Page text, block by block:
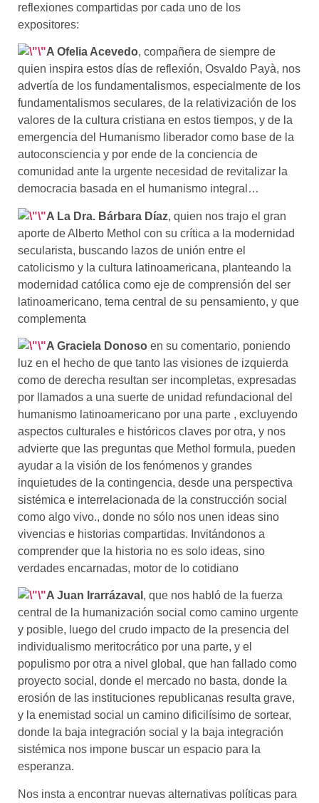
reflexiones compartidas por cada uno de los
expositores:
A Ofelia Acevedo, compañera de siempre de
quien inspira estos días de reflexión, Osvaldo Payà, nos
advertía de los fundamentalismos, especialmente de los
fundamentalismos seculares, de la relativización de los
valores de la cultura cristiana en estos tiempos, y de la
emergencia del Humanismo liberador como base de la
autoconsciencia y por ende de la conciencia de
comunidad ante la urgente necesidad de revitalizar la
democracia basada en el humanismo integral…
A La Dra. Bárbara Díaz, quien nos trajo el gran
aporte de Alberto Methol con su crítica a la modernidad
secularista, buscando lazos de unión entre el
catolicismo y la cultura latinoamericana, planteando la
modernidad católica como eje de comprensión del ser
latinoamericano, tema central de su pensamiento, y que
complementa
A Graciela Donoso en su comentario, poniendo
luz en el hecho de que tanto las visiones de izquierda
como de derecha resultan ser incompletas, expresadas
por llamados a una suerte de unidad refundacional del
humanismo latinoamericano por una parte , excluyendo
aspectos culturales e históricos claves por otra, y nos
advierte que las preguntas que Methol formula, pueden
ayudar a la visión de los fenómenos y grandes
inquietudes de la contingencia, desde una perspectiva
sistémica e interrelacionada de la construcción social
como algo vivo., donde no sólo nos unen ideas sino
vivencias e historias compartidas. Invitándonos a
comprender que la historia no es solo ideas, sino
verdades encarnadas, motor de lo cotidiano
A Juan Irarrázaval , que nos habló de la fuerza
central de la humanización social como camino urgente
y posible, luego del crudo impacto de la presencia del
individualismo meritocrático por una parte, y el
populismo por otra a nivel global, que han fallado como
proyecto social, donde el mercado no basta, donde la
erosión de las instituciones republicanas resulta grave,
y la enemistad social un camino dificilísimo de sortear,
donde la baja integración social y la baja integración
sistémica nos impone buscar un espacio para la
esperanza.
Nos insta a encontrar nuevas alternativas políticas para